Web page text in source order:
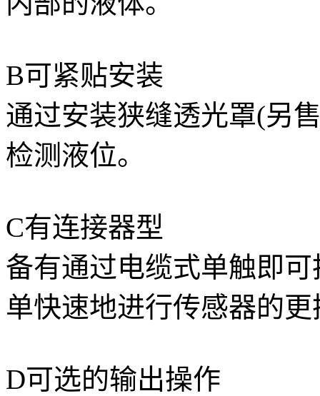
B可紧贴安装
通过安装狭缝透光罩(另
检测液位。
C有连接器型
备有通过电缆式单触即
单快速地进行传感器的更
D可选的输出操作